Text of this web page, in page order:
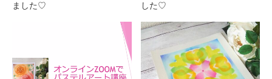
ました♡
した♡